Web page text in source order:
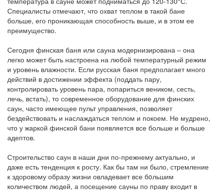
Специалисты отмечают, что охват теплом в такой бане
больше, его проникающая способность выше, и в этом ее
преимущество.
Сегодня финская баня или сауна модернизирована – она
легко может быть настроена на любой температурный режим
и уровень влажности. Если русская баня предполагает много
действий в достижении эффекта (поддать пару,
контролировать уровень пара, попариться веником, сесть,
лечь, встать), то современное оборудование для финских
саун, часто имеющее пульт управления, позволяет
бездействовать и наслаждаться теплом и покоем. Не мудрено,
что у жаркой финской бани появляется все больше и больше
адептов.
Строительство саун в наши дни по-прежнему актуально, и
даже есть тенденция к росту. Как бы там ни было, стремление
к здоровому образу жизни овладевает все бoльшим
количеством людей, а посещение сауны по праву входит в